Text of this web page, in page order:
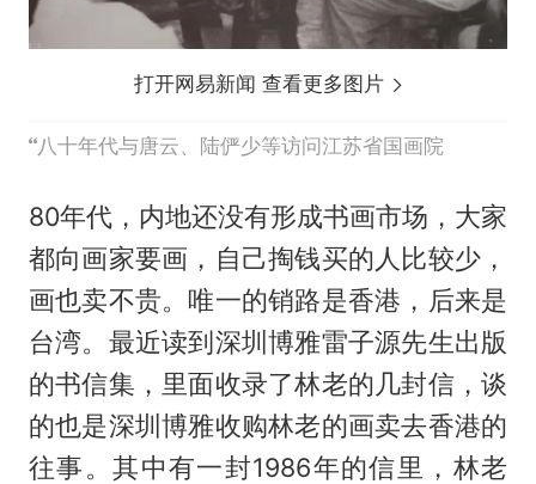
打开网易新闻 查看更多图片
八十年代与唐云、陆俨少等访问江苏省国画院
80年代，内地还没有形成书画市场，大家
都向画家要画，自己掏钱买的人比较少，
画也卖不贵。唯一的销路是香港，后来是
台湾。最近读到深圳博雅雷子源先生出版
的书信集，里面收录了林老的几封信，谈
的也是深圳博雅收购林老的画卖去香港的
往事。其中有一封1986年的信里，林老